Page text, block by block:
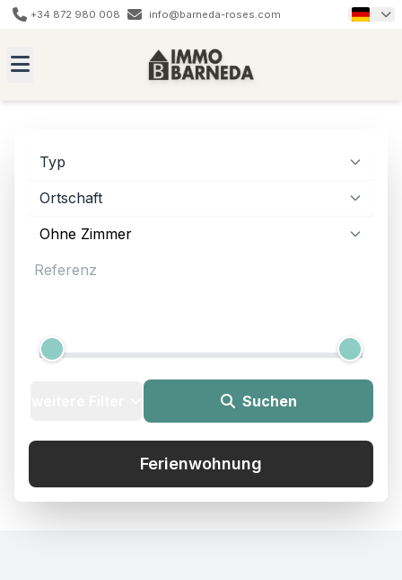
+34 872 980 008 info@barneda-roses.com
Typ
Ortschaft
Suchen
Ferienwohnung